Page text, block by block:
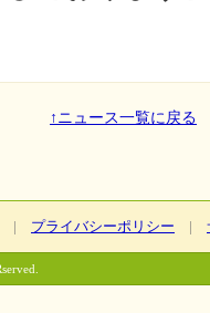
↑ニュース一覧に戻る
プライバシーポリシー